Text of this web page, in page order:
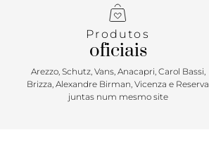
Produtos
oficiais
Arezzo, Schutz, Vans, Anacapri, Carol Bassi,
Brizza, Alexandre Birman, Vicenza e Reserva
juntas num mesmo site